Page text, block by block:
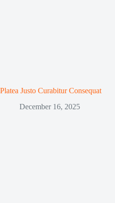
Platea Justo Curabitur Consequat
December 16, 2025